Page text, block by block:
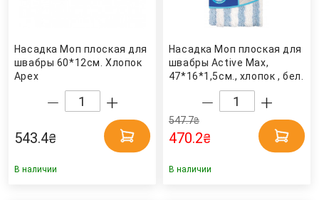
Насадка Моп плоская для
швабры 60*12см. Хлопок
Apex
543.4₴
В наличии
Насадка Моп плоская для
швабры Active Max,
47*16*1,5cм., хлопок , бел.
547.7₴
470.2₴
В наличии